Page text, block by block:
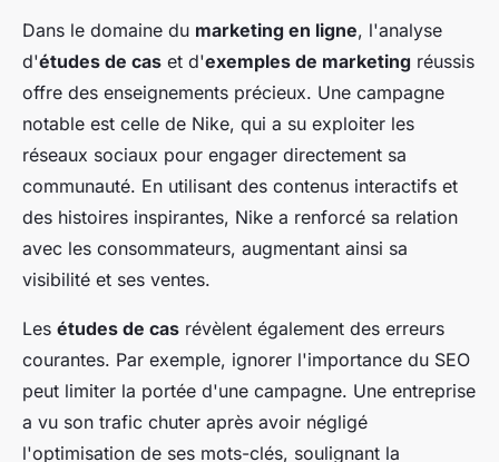
Dans le domaine du marketing en ligne, l'analyse
d'études de cas et d'exemples de marketing réussis
offre des enseignements précieux. Une campagne
notable est celle de Nike, qui a su exploiter les
réseaux sociaux pour engager directement sa
communauté. En utilisant des contenus interactifs et
des histoires inspirantes, Nike a renforcé sa relation
avec les consommateurs, augmentant ainsi sa
visibilité et ses ventes.
Les études de cas révèlent également des erreurs
courantes. Par exemple, ignorer l'importance du SEO
peut limiter la portée d'une campagne. Une entreprise
a vu son trafic chuter après avoir négligé
l'optimisation de ses mots-clés, soulignant la